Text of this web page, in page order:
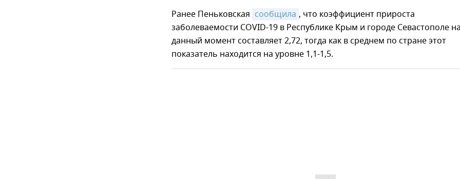
Ранее Пеньковская сообщила , что коэффициент прироста
заболеваемости COVID-19 в Республике Крым и городе Севастополе
данный момент составляет 2,72, тогда как в среднем по стране этот
показатель находится на уровне 1,1-1,5.